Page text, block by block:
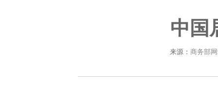
中国
来源： 商务部